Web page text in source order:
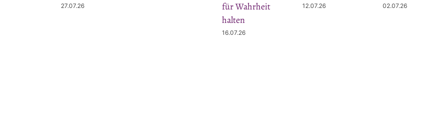
27.07.26
für Wahrheit
halten
16.07.26
12.07.26 02.07.26